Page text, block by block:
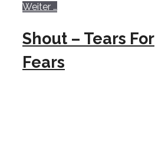
Weiter …
Shout – Tears For
Fears